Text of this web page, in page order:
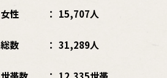
女性 15,707人
総数 31,289人